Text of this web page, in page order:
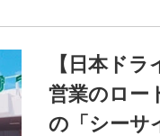
【日本ド
営業のロー
の「シーサ